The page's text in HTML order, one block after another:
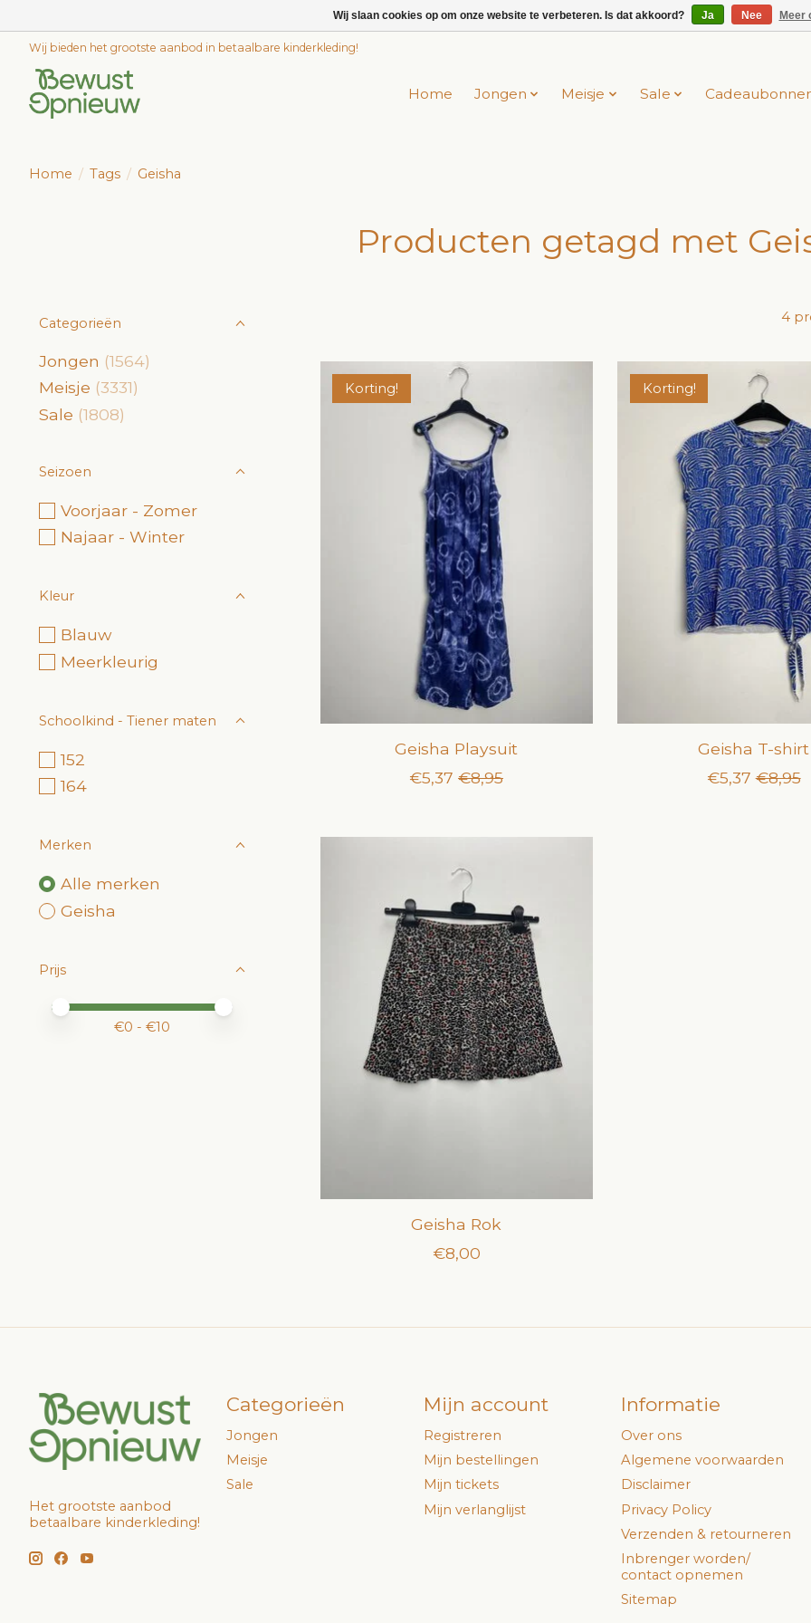
Wij bieden het grootste aanbod in betaalbare kinderkleding!
Home Jongen Meisje Sale
Home / Tags / Geisha
Producten getagd met
Categorieën
Jongen (1564)
Meisje (3331)
Sale (1808)
Seizoen
Voorjaar - Zomer
Najaar - Winter
Kleur
Blauw
Meerkleurig
Schoolkind - Tiener maten
152
164
Merken
Alle merken
Geisha
Prijs
Minimale prijswaarde
Price maximum value
€0 - €10
4
Korting!
Geisha Playsuit
€5,37 €8,95
Korting!
Geisha T-shirt
€5,37 €8,95
Geisha Rok
€8,00
Het grootste aanbod
betaalbare kinderkleding!
Categorieën
Jongen
Meisje
Sale
Mijn account
Registreren
Mijn bestellingen
Mijn tickets
Mijn verlanglijst
Informatie
Over ons
Algemene voorwaarden
Disclaimer
Privacy Policy
Verzenden & retourneren
Inbrenger worden/
contact opnemen
Sitemap
Wij slaan cookies op om onze website te verbeteren. Is dat akkoord? Ja Nee Meer